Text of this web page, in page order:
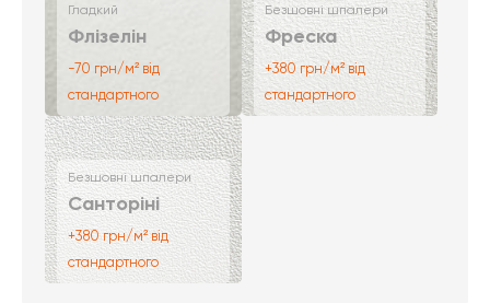
Гладкий
Флізелін
-70 грн/м² від
стандартного
Безшовні шпалери
Фреска
+380 грн/м² від
стандартного
Безшовні шпалери
Санторіні
+380 грн/м² від
стандартного